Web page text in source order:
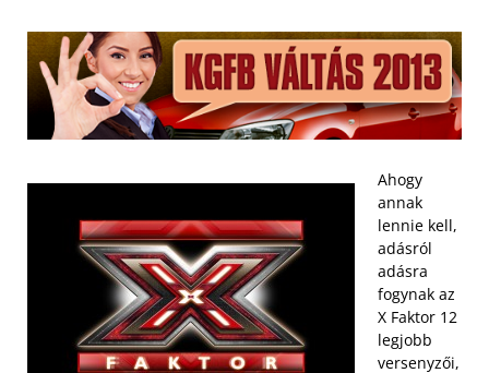
Ahogy
annak
lennie kell,
adásról
adásra
fogynak az
X Faktor 12
legjobb
versenyzői,